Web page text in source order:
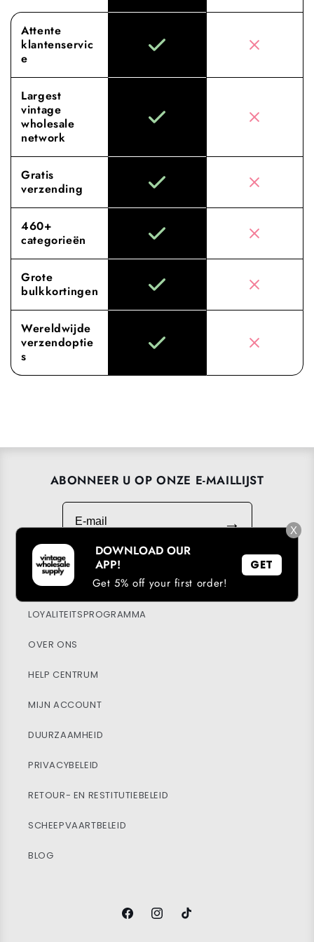
Attente
klantenservic
e
Largest
vintage
wholesale
network
Gratis
verzending
460+
categorieën
Grote
bulkkortingen
Wereldwijde
verzendoptie
s
ABONNEER U OP ONZE E-MAILLIJST
E-mail
→
DOWNLOAD ONZE APP
LOYALITEITSPROGRAMMA
OVER ONS
HELP CENTRUM
MIJN ACCOUNT
DUURZAAMHEID
PRIVACYBELEID
RETOUR- EN RESTITUTIEBELEID
SCHEEPVAARTBELEID
BLOG
FacebookInstagramTikTok
X
DOWNLOAD OUR
APP!
Get 5% off your first order!
GET